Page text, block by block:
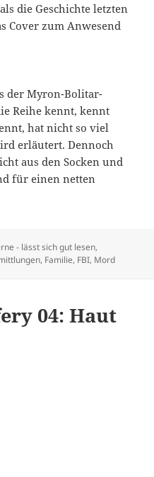
die Geschichte letzten
Cover zum Anwesend
der Myron-Bolitar-
Reihe kennt, kennt
hat nicht so viel
erläutert. Dennoch
aus den Socken und
für einen netten
- lässt sich gut lesen,
, Familie, FBI, Mord
04: Haut